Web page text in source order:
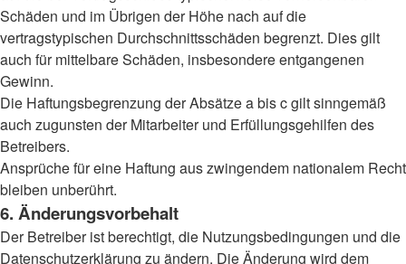
Schäden und im Übrigen der Höhe nach auf die
vertragstypischen Durchschnittsschäden begrenzt. Dies gilt
auch für mittelbare Schäden, insbesondere entgangenen
Gewinn.
Die Haftungsbegrenzung der Absätze a bis c gilt sinngemäß
auch zugunsten der Mitarbeiter und Erfüllungsgehilfen des
Betreibers.
Ansprüche für eine Haftung aus zwingendem nationalem Recht
bleiben unberührt.
6. Änderungsvorbehalt
Der Betreiber ist berechtigt, die Nutzungsbedingungen und die
Datenschutzerklärung zu ändern. Die Änderung wird dem